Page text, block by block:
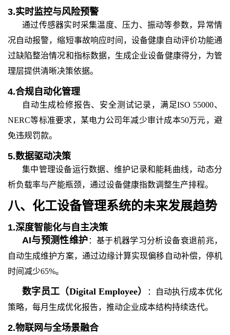
3.实时监控与风险预警
通过传感器实时采集温度、压力、振动等参数，异常情
况自动报警，缩短事故响应时间，设备健康自动评价功能通
过缺陷整治情况和指标数据，生成企业设备健康得分，为管
理层提供清晰决策依据。
4.合规自动化管理
自动生成检修报告、安全测试记录，满足ISO 55000、
NERC等标准要求，某电力公司年减少审计成本50万元，避
免违规罚款。
5.数据驱动决策
集中管理设备运行数据、维护记录和能耗曲线，动态分
析负载率与产能瓶颈，通过设备健康指数调整生产排程。
八、化工设备管理系统的未来发展趋势
1.深度智能化与自主决策
AI与预测性维护 ：基于机器学习分析设备衰退前兆，
自动生成维护方案，通过边缘计算实现偏移自动补偿，停机
时间减少65%。
数字员工（Digital Employee）
：自动执行成本优化
策略，每月生成优化报告，推动企业成本结构持续迭代。
2.物联网与全场景融合